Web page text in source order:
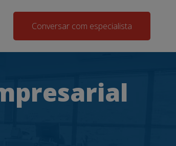
Conversar com especialista